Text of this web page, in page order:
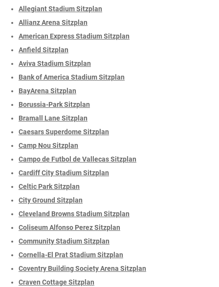
Allegiant Stadium Sitzplan
Allianz Arena Sitzplan
American Express Stadium Sitzplan
Anfield Sitzplan
Aviva Stadium Sitzplan
Bank of America Stadium Sitzplan
BayArena Sitzplan
Borussia-Park Sitzplan
Bramall Lane Sitzplan
Caesars Superdome Sitzplan
Camp Nou Sitzplan
Campo de Futbol de Vallecas Sitzplan
Cardiff City Stadium Sitzplan
Celtic Park Sitzplan
City Ground Sitzplan
Cleveland Browns Stadium Sitzplan
Coliseum Alfonso Perez Sitzplan
Community Stadium Sitzplan
Cornella-El Prat Stadium Sitzplan
Coventry Building Society Arena Sitzplan
Craven Cottage Sitzplan